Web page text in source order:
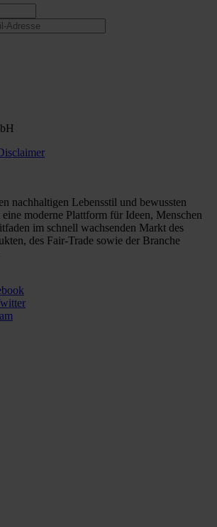
nachhaltigen Lebensstil und bewussten
moderne Plattform für Ideen, Menschen
im schnell wachsenden Markt des
des Fair-Trade sowie der Branche